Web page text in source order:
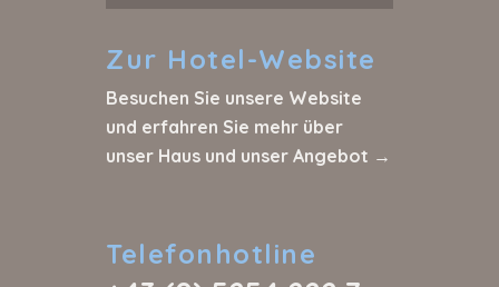
Zur Hotel-Website
Besuchen Sie unsere Website
und erfahren Sie mehr über
unser Haus und unser Angebot →
Telefonhotline